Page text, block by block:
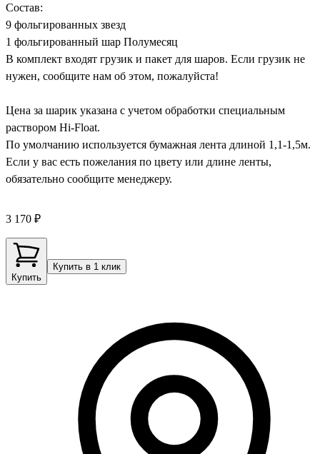
Состав:
9 фольгированных звезд
1 фольгированный шар Полумесяц
В комплект входят грузик и пакет для шаров. Если грузик не
нужен, сообщите нам об этом, пожалуйста!
Цена за шарик указана с учетом обработки специальным
раствором Hi-Float.
По умолчанию используется бумажная лента длиной 1,1-1,5м.
Если у вас есть пожелания по цвету или длине ленты,
обязательно сообщите менеджеру.
3 170 ₽
Купить
Купить в 1 клик